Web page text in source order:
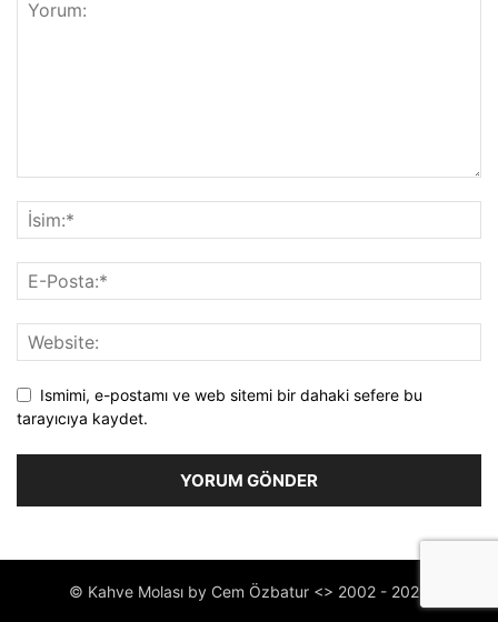
Ismimi, e-postamı ve web sitemi bir dahaki sefere bu
tarayıcıya kaydet.
© Kahve Molası by Cem Özbatur <> 2002 - 2023